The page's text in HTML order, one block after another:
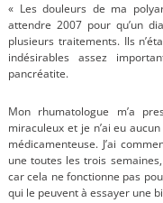
« Les douleurs de ma
attendre 2007 pour qu’un
plusieurs traitements. Ils
indésirables assez
pancréatite.
Mon rhumatologue m’a
miraculeux et je n’ai eu
médicamenteuse. J’ai
une toutes les trois
car cela ne fonctionne pas
qui le peuvent à essayer une